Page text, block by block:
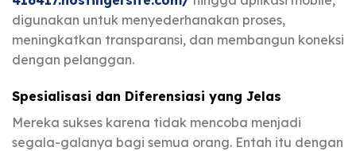
digunakan untuk menyederhanakan proses,
meningkatkan transparansi, dan membangun koneksi
dengan pelanggan.
Spesialisasi dan Diferensiasi yang Jelas
Mereka sukses karena tidak mencoba menjadi
segala-galanya bagi semua orang. Entah itu dengan